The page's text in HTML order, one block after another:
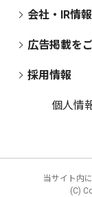
会社・IR情報
広告掲載を
採用情報
個人情
当サイト内
(C)